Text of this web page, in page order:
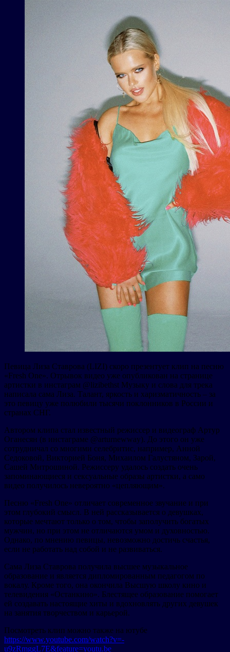
Певица Лиза Ставрова (LIZI) скоро презентует клип на песню
«Fresh One». Отрывок видео уже опубликован на странице
артистки в инстаграм @lizibethst Музыку и слова для трека
написала сама Лиза. Талант, яркость и харизматичность – за
это певицу уже полюбили тысячи поклонников в России и
странах СНГ.
Автором клипа стал известный режиссер и видеограф Артур
Оганесян (в инстаграме @arturnewway). До этого он уже
сотрудничал со многими селебритис, например, Анной
Седоковой, Викторией Боня, Михаилом Галустяном, Зарой,
Сашей Митрошиной. Режиссеру удалось создать очень
запоминающиеся и сексуальные образы артистки, а само
видео получилось невероятно «цепляющим».
Песню «Fresh One» отличает современное звучание и при
этом глубокий смысл. В ней рассказывается о девушках,
которые мечтают только о том, чтобы заполучить богатых
мужчин, но при этом не отличаются умом и духовностью.
Однако, по мнению певицы, невозможно достичь счастья,
если не работать над собой и не развиваться.
Сама Лиза Ставрова получила высшее музыкальное
образование и является дипломированным педагогом по
вокалу. Кроме того, она окончила Высшую школу кино и
телевидения «Останкино». Блестящее образование помогает
ей создавать настоящие хиты и вдохновлять других девушек
на занятия творчеством и карьерой.
Посмотреть клип можно также на ютубе
https://www.youtube.com/watch?v=-
u9zRmggL7E&feature=youtu.be